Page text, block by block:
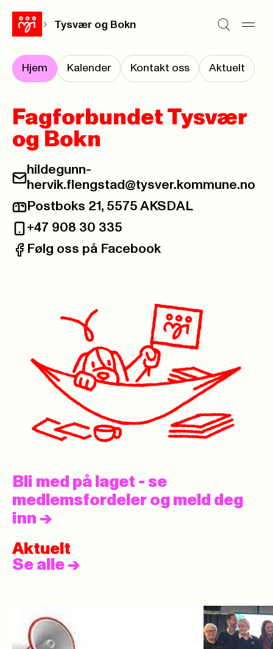
Tysvær og Bokn
Hjem Kalender Kontakt oss Aktuelt
Fagforbundet Tysvær
og Bokn
E-post:
hildegunn-
hervik.flengstad@tysver.kommune.no
Postadresse:
Postboks 21, 5575 AKSDAL
Telefon:
+47 908 30 335
Facebook:
Følg oss på Facebook
Bli med på laget - se
medlemsfordeler og meld deg
inn ->
Aktuelt
Se alle ->